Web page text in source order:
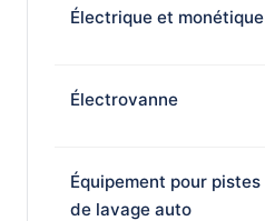
Électrique et monétique
Électrovanne
Équipement pour pistes
de lavage auto